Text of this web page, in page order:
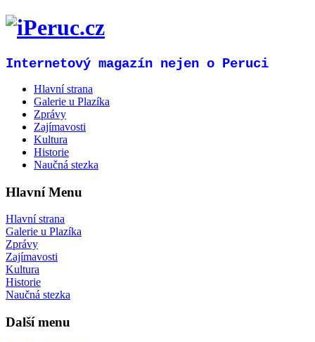
Internetový magazín nejen o Peruci
Hlavní strana
Galerie u Plazíka
Zprávy
Zajímavosti
Kultura
Historie
Naučná stezka
Hlavní Menu
Hlavní strana
Galerie u Plazíka
Zprávy
Zajímavosti
Kultura
Historie
Naučná stezka
Další menu